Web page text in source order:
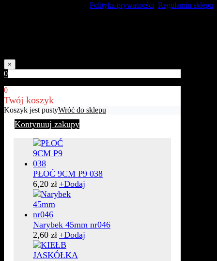
Polityka prywatności Regulamin sklepu
×
0
0
Twój koszyk
Koszyk jest pustyWróć do sklepu
Kontynuuj zakupy
PŁOĆ 9CM P9 038
6,20 zł +Dodaj
Narybek 45mm nr046
2,60 zł +Dodaj